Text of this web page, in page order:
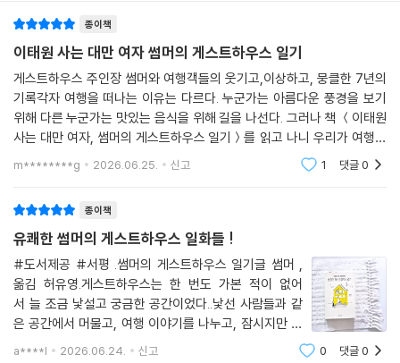
상담을 받으러 가는 길에 우리는 그냥 가평에 가서 수상 레저나 즐기고 오
는 게 어떻겠느냐며 키득거렸다. 하지만 한 시간 뒤 각자 마음의 빗장이 열
리고 온갖 감정들이 터져 나와 출발할 때의 가벼움은 사라지고 분위기가
무겁게 가라앉았다. 우리는 카페에 앉아 투표를 했다. “수익을 떠나서, 우
리가 정말로 이 게스트하우스를 잘 운영해나갈 수 있을 거라고 믿어?” -21
5~216쪽(〈몰카범〉)
--- 본문 중에서
울이며, 우리가 미처 들여다보지 못했던 서울의 풍경을 비춘다. 게스트하
우스라는 작은 공간에서 시작된 이야기는 체크아웃하듯 책장을 덮은 뒤에
도 오래도록 마음에 남는다.
종이책
이태원 사는 대만 여자 썸머의 게스트하우스 일기
게스트하우스 주인장 썸머와 여행객들의 웃기고,이상하고, 뭉클한 7년의
기록각자 여행을 떠나는 이유는 다르다. 누군가는 아름다운 풍경을 보기
위해 다른 누군가는 맛있는 음식을 위해 길을 나선다. 그러나 책 ＜이태원
사는 대만 여자, 썸머의 게스트하우스 일기＞를 읽고 나니 우리가 여행을
하는 이유는 결국 ‘사람’을 만나기 위함인가?싶기도 했다.다양한 사람들의
m********g 2026.06.25. 신고 1 댓글0
종이책
유쾌한 썸머의 게스트하우스 일화들 !
#도서제공 #서평 .썸머의 게스트하우스 일기글 썸머 ,
옮김 허유영.게스트하우스는 한 번도 가본 적이 없어
서 늘 조금 낯설고 궁금한 공간이었다..낯선 사람들과 같
은 공간에서 머물고, 여행 이야기를 나누고, 잠시지만 서
로의 일상에 스며드는 곳.. 상상만 해도 특별한 경험일 것
a****l 2026.06.24. 신고 0 댓글0